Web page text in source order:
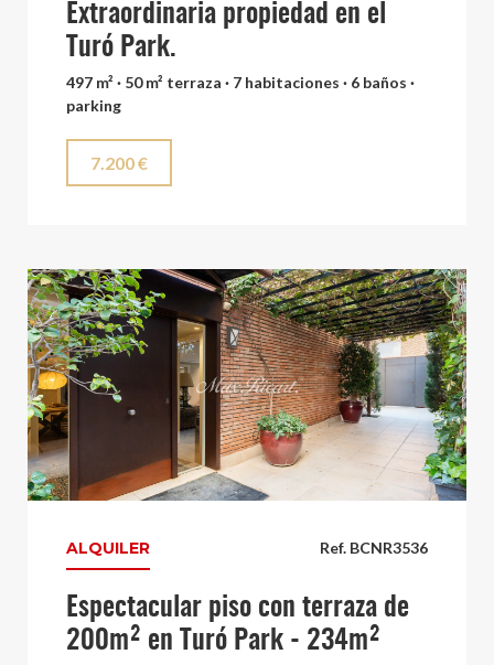
Extraordinaria propiedad en el
Turó Park.
497 m² · 50 m² terraza · 7 habitaciones · 6 baños ·
parking
7.200 €
Ref. BCNR3536
ALQUILER
Espectacular piso con terraza de
200m² en Turó Park - 234m²